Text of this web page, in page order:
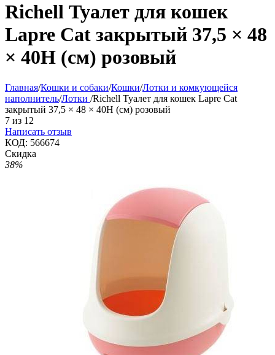
Richell Туалет для кошек
Lapre Cat закрытый 37,5 × 48
× 40H (см) розовый
Главная/Кошки и собаки/Кошки/Лотки и комкующейся
наполнитель/Лотки /Richell Туалет для кошек Lapre Cat
закрытый 37,5 × 48 × 40H (см) розовый
7 из 12
Написать отзыв
КОД: 566674
Скидка
38%